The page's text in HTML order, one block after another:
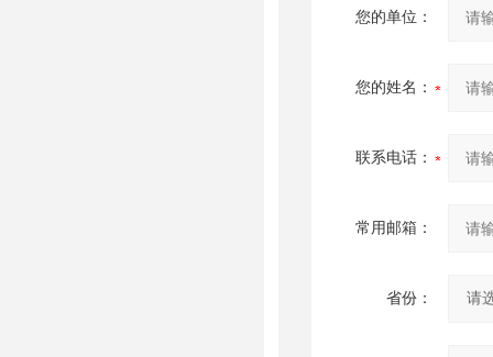
您的单位：
您的姓名：
联系电话：
常用邮箱：
省份：